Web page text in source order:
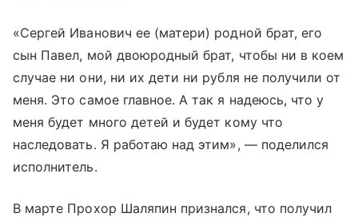
«Сергей Иванович ее (матери) родной брат, его
сын Павел, мой двоюродный брат, чтобы ни в коем
случае ни они, ни их дети ни рубля не получили от
меня. Это самое главное. А так я надеюсь, что у
меня будет много детей и будет кому что
наследовать. Я работаю над этим», — поделился
исполнитель.
В марте Прохор Шаляпин признался, что получил